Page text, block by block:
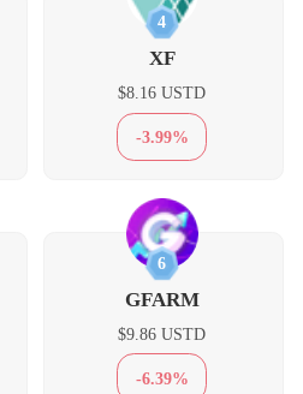
4
XF
$8.16 USTD
-3.99%
6
GFARM
$9.86 USTD
-6.39%